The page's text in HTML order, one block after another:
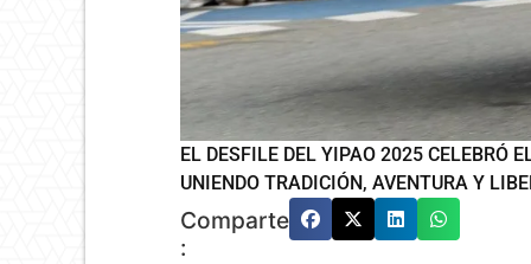
EL DESFILE DEL YIPAO 2025 CELEBRÓ
UNIENDO TRADICIÓN, AVENTURA Y
Comparte
: